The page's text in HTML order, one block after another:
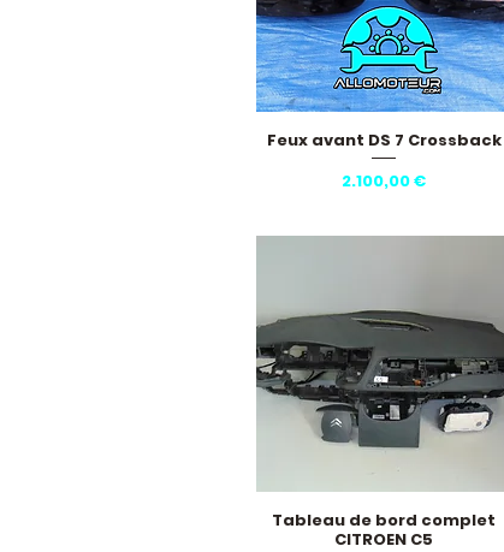
Hurtigvisning
Feux avant DS 7 Crossback
Pris
2.100,00 €
Hurtigvisning
Tableau de bord complet
CITROEN C5